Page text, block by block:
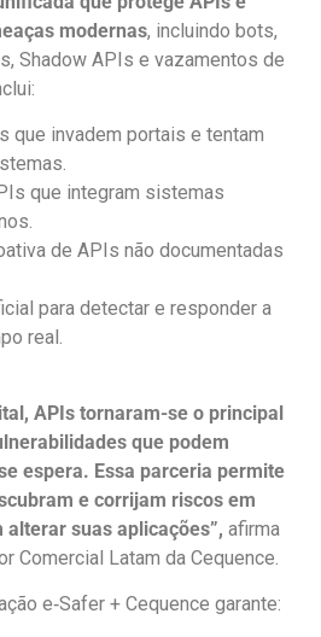
modernas, incluindo bots,
Shadow APIs e vazamentos de
que invadem portais e tentam
que integram sistemas
de APIs não documentadas
para detectar e responder a
real.
APIs tornaram-se o principal
que podem
espera. Essa parceria permite
e corrijam riscos em
suas aplicações”, afirma
Comercial Latam da Cequence.
e‑Safer + Cequence garante: